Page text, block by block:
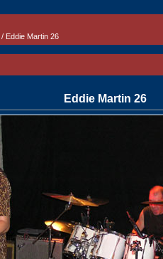
/ Eddie Martin 26
Eddie Martin 26